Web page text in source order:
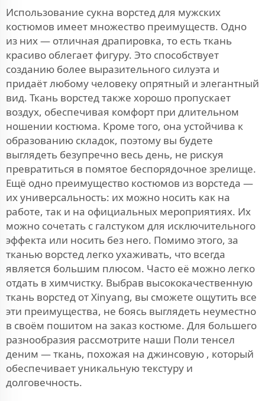
Использование сукна ворстед для мужских
костюмов имеет множество преимуществ. Одно
из них — отличная драпировка, то есть ткань
красиво облегает фигуру. Это способствует
созданию более выразительного силуэта и
придаёт любому человеку опрятный и элегантный
вид. Ткань ворстед также хорошо пропускает
воздух, обеспечивая комфорт при длительном
ношении костюма. Кроме того, она устойчива к
образованию складок, поэтому вы будете
выглядеть безупречно весь день, не рискуя
превратиться в помятое беспорядочное зрелище.
Ещё одно преимущество костюмов из ворстеда —
их универсальность: их можно носить как на
работе, так и на официальных мероприятиях. Их
можно сочетать с галстуком для исключительного
эффекта или носить без него. Помимо этого, за
тканью ворстед легко ухаживать, что всегда
является большим плюсом. Часто её можно легко
отдать в химчистку. Выбрав высококачественную
ткань ворстед от Xinyang, вы сможете ощутить все
эти преимущества, не боясь выглядеть неуместно
в своём пошитом на заказ костюме. Для большего
разнообразия рассмотрите наши Поли тенсел
деним — ткань, похожая на джинсовую , который
обеспечивает уникальную текстуру и
долговечность.